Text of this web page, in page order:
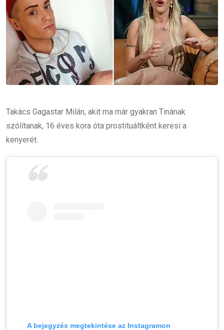
Takács Gagastar Milán, akit ma már gyakran Tinának
szólítanak, 16 éves kora óta prostituáltként keresi a
kenyerét.
A bejegyzés megtekintése az Instagramon